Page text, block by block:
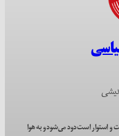
استوار است دود می‌شود و به هوا